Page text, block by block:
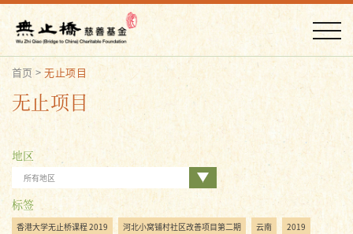
首页>无止项目
无止项目
地区
所有地区
标签
香港大学无止桥课程 2019 河北小窝铺村社区改善项目第二期 云南 2019